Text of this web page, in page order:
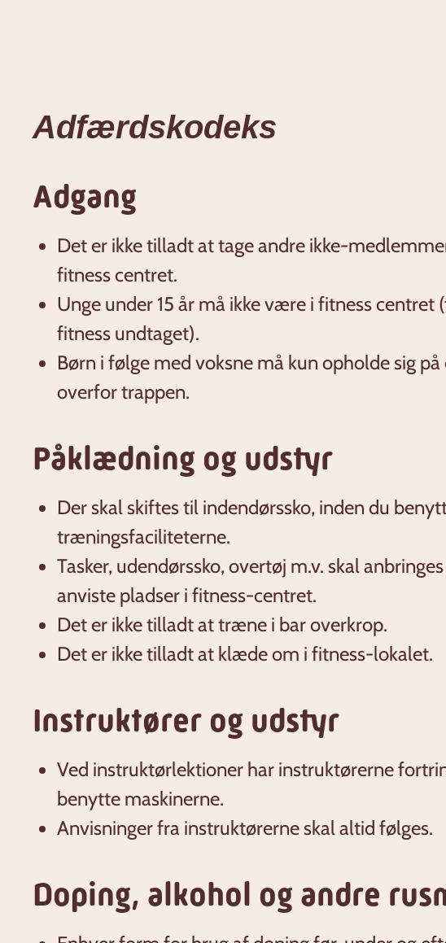
Adfærdskodeks
Adgang
Det er ikke tilladt at tage andre ikke-
fitness centret.
Unge under 15 år må ikke være i fitness centret
fitness undtaget).
Børn i følge med voksne må kun opholde sig
overfor trappen.
Påklædning og udstyr
Der skal skiftes til indendørssko, inden du
træningsfaciliteterne.
Tasker, udendørssko, overtøj m.v. skal
anviste pladser i fitness-centret.
Det er ikke tilladt at træne i bar overkrop.
Det er ikke tilladt at klæde om i fitness-lokalet.
Instruktører og udstyr
Ved instruktørlektioner har instruktørerne
benytte maskinerne.
Anvisninger fra instruktørerne skal altid følges.
Doping, alkohol og andre